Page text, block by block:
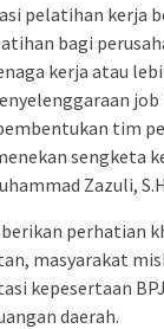
pelatihan kerja
bagi
kerja atau
tim
sengketa
Zazuli,
perhatian
masyarakat
kepesertaan
daerah.